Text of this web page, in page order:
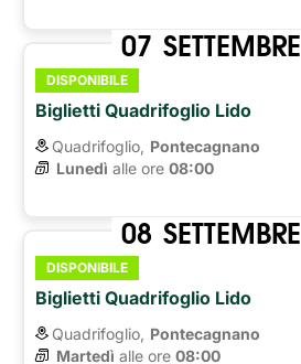
07 SETTEMBRE
DISPONIBILE
Biglietti Quadrifoglio Lido
Quadrifoglio, Pontecagnano
Lunedì alle ore 08:00
08 SETTEMBRE
DISPONIBILE
Biglietti Quadrifoglio Lido
Quadrifoglio, Pontecagnano
Martedì alle ore 08:00